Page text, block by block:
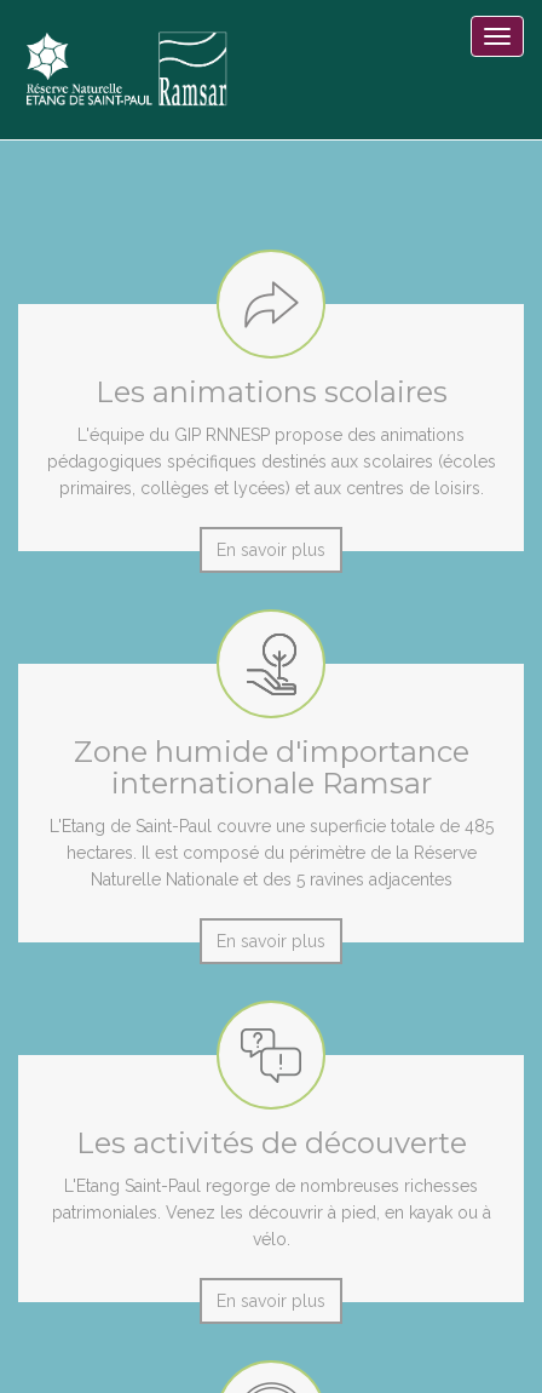
Les animations scolaires
L'équipe du GIP RNNESP propose des animations
pédagogiques spécifiques destinés aux scolaires (écoles
primaires, collèges et lycées) et aux centres de loisirs.
En savoir plus
Zone humide d'importance
internationale Ramsar
L'Etang de Saint-Paul couvre une superficie totale de 485
hectares. Il est composé du périmètre de la Réserve
Naturelle Nationale et des 5 ravines adjacentes
En savoir plus
Les activités de découverte
L'Etang Saint-Paul regorge de nombreuses richesses
patrimoniales. Venez les découvrir à pied, en kayak ou à
vélo.
En savoir plus